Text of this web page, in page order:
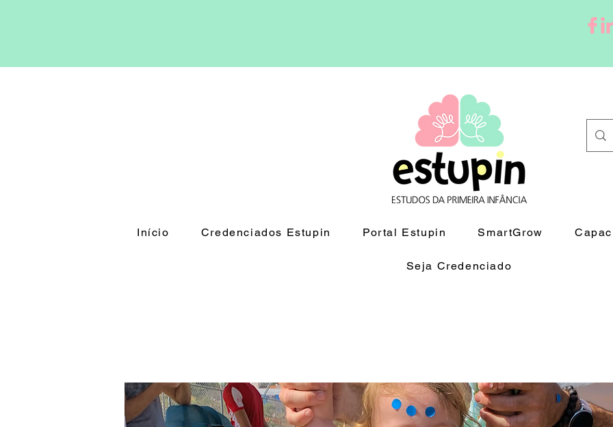
Início Credenciados Estupin Portal Estupin SmartGrow
Seja Credenciado